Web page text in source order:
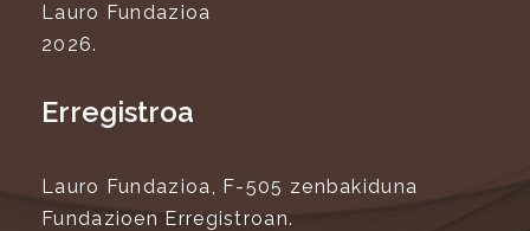
Lauro Fundazioa
2026.
Erregistroa
Lauro Fundazioa, F-505 zenbakiduna
Fundazioen Erregistroan.